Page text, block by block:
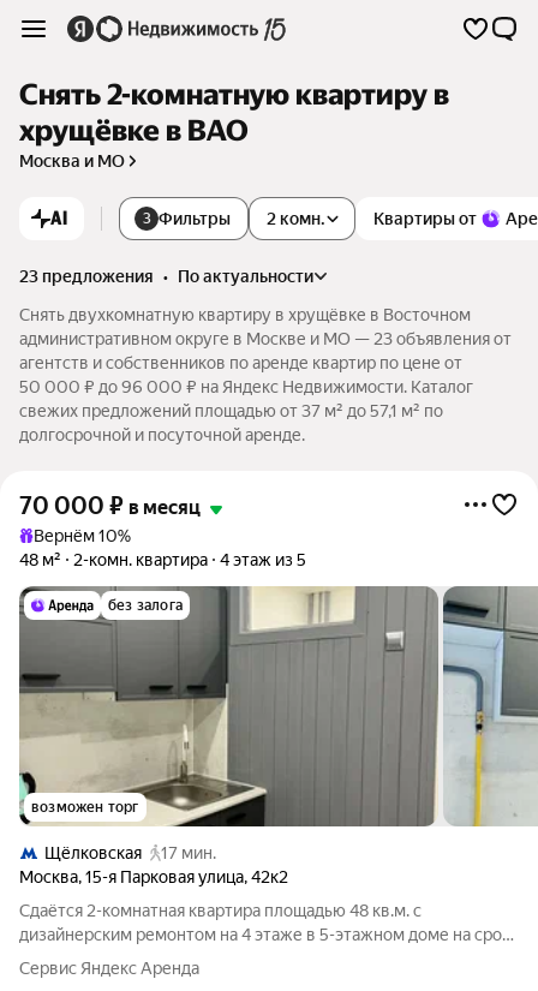
Снять 2-комнатную квартиру в
хрущёвке в ВАО
Москва и МО
AI 3 Фильтры Квартиры от
2 комн.
23 предложения •
по актуальности
Снять двухкомнатную квартиру в хрущёвке в Восточном
административном округе в Москве и МО — 23 объявления от
агентств и собственников по аренде квартир по цене от
50 000 ₽ до 96 000 ₽ на Яндекс Недвижимости. Каталог
свежих предложений площадью от 37 м² до 57,1 м² по
долгосрочной и посуточной аренде.
70 000 ₽ в месяц
Вернём 10%
48 м²
2-комн. квартира 4 этаж из 5
без залога
возможен торг
Щёлковская
17 мин.
Москва,15-я Парковая улица,42к2
Сдаётся 2-комнатная квартира площадью 48 кв.м. с
дизайнерским ремонтом на 4 этаже в 5-этажном доме на срок
от 11 месяцев. Из техники есть: Духовой шкаф Стиральная
машина Холодильник Дом - панельный. Коммунальные услуги
Сервис Яндекс Аренда